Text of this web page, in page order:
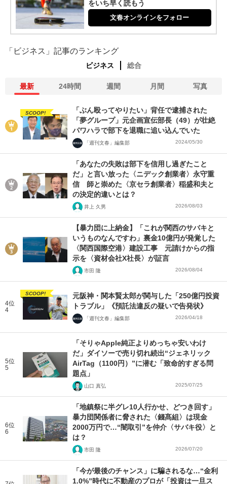
をいち早く読もう
文春オンラインをフォロー
「ビジネス」記事のランキング
ビジネス 総合
最新 24時間 週間 月間 写真
SCOOP!
「ぶん殴ってやりたい」背任で逮捕された
「夢グループ」元企画宣伝部長（49）が壮絶
パワハラで部下を退職に追い込んでいた
「週刊文春」編集部 2024/05/30
「あなたの失敗は部下を信用し過ぎたこと
だ」と言い放った〈ニデック創業者〉永守重
信 師と崇めた〈京セラ創業者〉稲盛和夫と
の決定的違いとは？
井上 久男 2026/08/03
【暴力団に上納金】「これが関西のサバキと
いうものなんですわ」裏金10億円が発覚した
〈関西国際空港〉建設工事 元請けからの指
示を〈資材会社X社長〉が証言
市田 隆 2026/08/04
4位
4
SCOOP!
元阪神・関本賢太郎が関与した「250億円投資
トラブル」《預託法違反の疑いで告発状》
「週刊文春」編集部 2026/04/18
5位
5
「そりゃApple純正よりめっちゃ安いわけ
だ」ダイソーで売り切れ続出“ジェネリック
AirTag（1100円）”に潜む「致命的すぎる問
題点」
山口 真弘 2025/07/25
6位
6
「地鎮祭に半グレ10人行かせ、どつき回す」
暴力団関係者に脅された〈錢髙組〉は現金
2000万円で…“闇取引”を仲介〈サバキ役〉と
は？
市田 隆 2026/07/20
「今が最後のチャンス」に騙されるな…“金利
1.0%”時代に不動産のプロが「投資は一旦ス